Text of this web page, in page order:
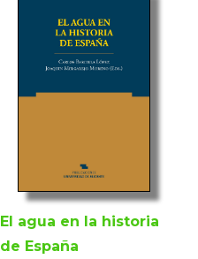
El agua en la historia
de España